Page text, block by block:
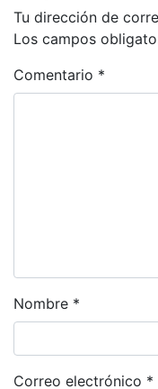
Tu dirección de
Los campos
Comentario *
Nombre *
Correo electrónico *